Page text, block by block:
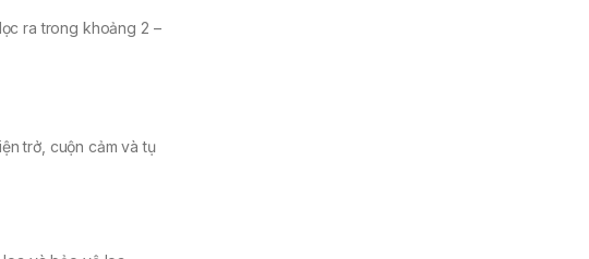
ra trong khoảng 2 –
trở, cuộn cảm và tụ